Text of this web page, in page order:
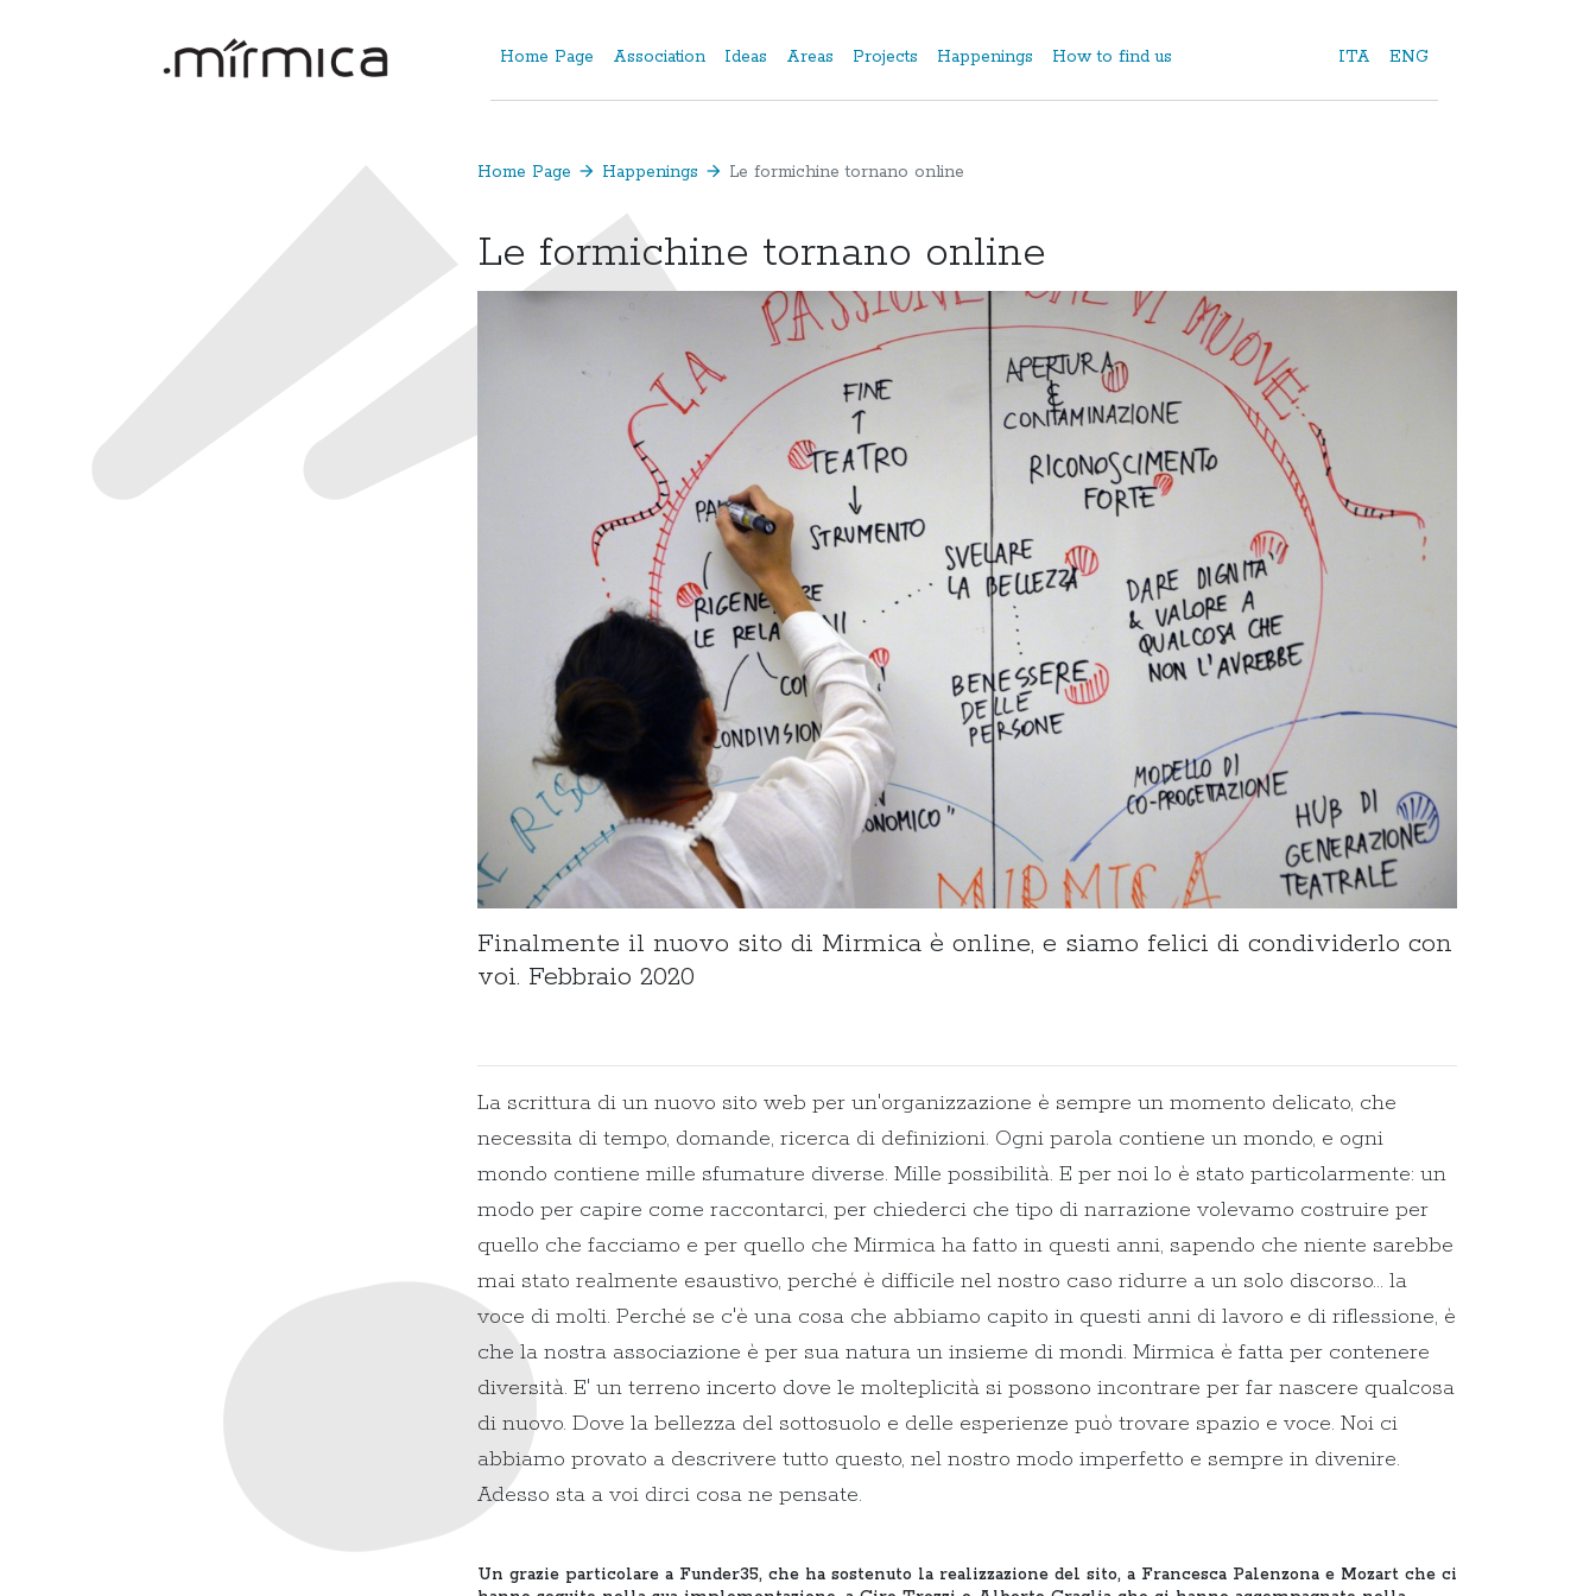
Home Page Association Ideas Areas Projects Happenings How to find us ITA ENG
Home Page arrow_forward Happenings arrow_forward Le formichine tornano online
Le formichine tornano online
Finalmente il nuovo sito di Mirmica è online, e siamo felici di condividerlo con
voi. Febbraio 2020
La scrittura di un nuovo sito web per un'organizzazione è sempre un momento delicato, che
necessita di tempo, domande, ricerca di definizioni. Ogni parola contiene un mondo, e ogni
mondo contiene mille sfumature diverse. Mille possibilità. E per noi lo è stato particolarmente: un
modo per capire come raccontarci, per chiederci che tipo di narrazione volevamo costruire per
quello che facciamo e per quello che Mirmica ha fatto in questi anni, sapendo che niente sarebbe
mai stato realmente esaustivo, perché è difficile nel nostro caso ridurre a un solo discorso... la
voce di molti. Perché se c'è una cosa che abbiamo capito in questi anni di lavoro e di riflessione, è
che la nostra associazione è per sua natura un insieme di mondi. Mirmica è fatta per contenere
diversità. E' un terreno incerto dove le molteplicità si possono incontrare per far nascere qualcosa
di nuovo. Dove la bellezza del sottosuolo e delle esperienze può trovare spazio e voce. Noi ci
abbiamo provato a descrivere tutto questo, nel nostro modo imperfetto e sempre in divenire.
Adesso sta a voi dirci cosa ne pensate.
Un grazie particolare a Funder35, che ha sostenuto la realizzazione del sito, a Francesca Palenzona e Mozart che ci